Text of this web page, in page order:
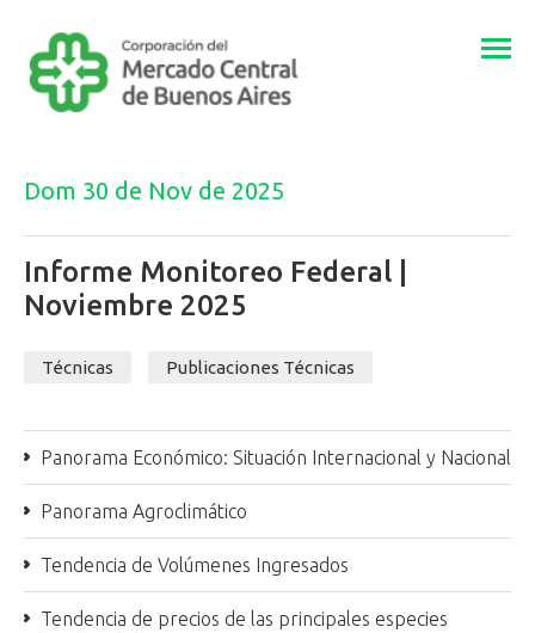
Dom 30 de Nov de 2025
Informe Monitoreo Federal |
Noviembre 2025
Técnicas Publicaciones Técnicas
Panorama Económico: Situación Internacional y Nacional
Panorama Agroclimático
Tendencia de Volúmenes Ingresados
Tendencia de precios de las principales especies